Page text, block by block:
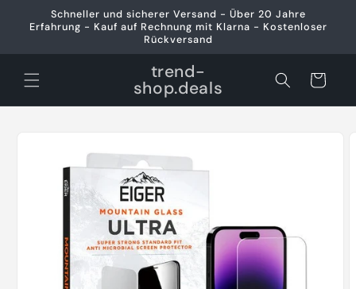
Inhalt
Schneller und sicherer Versand - Über 20 Jahre
Erfahrung - Kauf auf Rechnung mit Klarna - Kostenloser
Rückversand
trend-
shop.deals Warenkorb